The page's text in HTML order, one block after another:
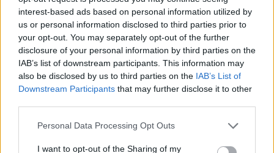
interest-based ads based on personal information utilized by
us or personal information disclosed to third parties prior to
your opt-out. You may separately opt-out of the further
disclosure of your personal information by third parties on the
IAB’s list of downstream participants. This information may
also be disclosed by us to third parties on the IAB’s List of
Downstream Participants that may further disclose it to other
Please note that this website/app uses one or more Google
not limited to your visit or usage behaviour. You may click to
Personal Data Processing Opt Outs
I want to opt-out of the Sharing of my
Mit nyertek?
Mihályfi Luca és Hegyes Berci számára ez a verseny sokkal
többet jelentett, mint a győzelem. Elmondásuk szerint a
műsorban nemcsak a tánctudásukat fejlesztették, hanem
kihívásokat.